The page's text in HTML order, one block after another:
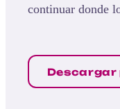
continuar donde